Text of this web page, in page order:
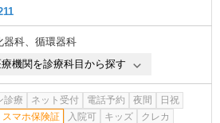
器科、 循環器科
機関を診療科目から探す
診療 ネット受付 電話予約 夜間
日祝
スマホ保険証 入院可 キッズ
クレカ